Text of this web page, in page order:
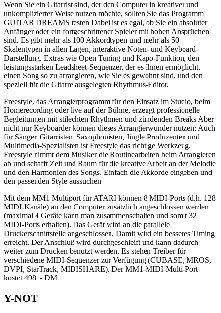
Wenn Sie ein Gitarrist sind, der den Computer in kreativer und
unkomplizierter Weise nutzen möchte, sollten Sie das Programm
GUITAR DREAMS testen Dabei ist es egal, ob Sie ein absoluter
Anfänger oder ein fortgeschrittener Spieler mit hohen Ansprüchen
sind. Es gibt mehr als 100 Akkordtypen und mehr als 50
Skalentypen in allen Lagen, interaktive Noten- und Keyboard-
Darstellung. Extras wie Open Tuning und Kapo-Funktion, den
leistungsstarken Leadsheet-Sequenzer, der es Ihnen ermöglicht,
einen Song so zu arrangieren, wie Sie es gewohnt sind, und den
speziell für die Gitarre ausgelegten Rhythmus-Editor.
Freestyle, das Arrangierprogramm für den Einsatz im Studio, beim
Homerecording oder live auf der Bühne, erzeugt professionelle
Begleitungen mit stilechten Rhythmen und zündenden Breaks Aber
nicht nur Keyboarder können dieses Arrangierwunder nutzen: Auch
für Sänger, Gitarristen, Saxophonisten, Jingle-Produzenten und
Multimedia-Spezialisten ist Freestyle das richtige Werkzeug.
Freestyle nimmt dem Musiker die Routinearbeiten beim Arrangieren
ab und schafft Zeit und Raum für die kreative Arbeit an der Melodie
und den Harmonien des Songs. Einfach die Akkorde eingeben und
den passenden Style aussuchen
Mit dem MM1 Multiport für ATARI können 8 MIDI-Ports (d.h. 128
MIDI-Kanäle) an den Computer zusätzlich angeschlossen werden
(maximal 4 Geräte kann man zusammenschalten und somit 32
MIDI-Ports erhalten). Das Gerät wird an die parallele
Druckerschnittstelle angeschlossen. Damit wird ein besseres Timing
erreicht. Der Anschluß wird durchgeschleift und kann dadurch
weiter zum Drucken benutzt werden. Es stehen Treiber für
verschiedene MIDI-Sequenzer zur Verfügung (CUBASE, MROS,
DVPI, StarTrack, MIDISHARE). Der MM1-MIDI-Multi-Port
kostet 498. - DM
Y-NOT